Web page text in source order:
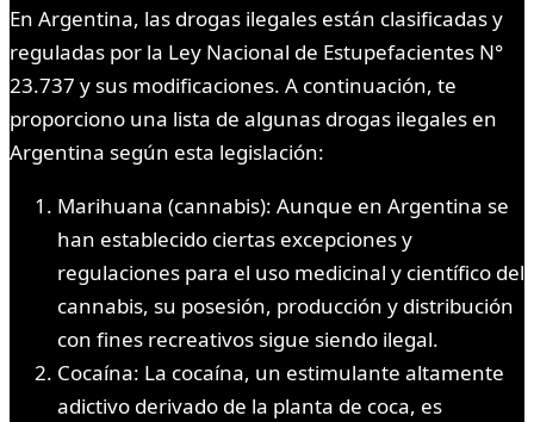
En Argentina, las drogas ilegales están clasificadas y
reguladas por la Ley Nacional de Estupefacientes N°
23.737 y sus modificaciones. A continuación, te
proporciono una lista de algunas drogas ilegales en
Argentina según esta legislación:
Marihuana (cannabis): Aunque en Argentina se
han establecido ciertas excepciones y
regulaciones para el uso medicinal y científico del
cannabis, su posesión, producción y distribución
con fines recreativos sigue siendo ilegal.
Cocaína: La cocaína, un estimulante altamente
adictivo derivado de la planta de coca, es